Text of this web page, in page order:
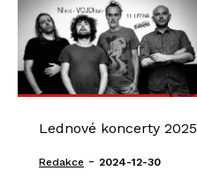
Lednové koncerty 2025
Redakce - 2024-12-30